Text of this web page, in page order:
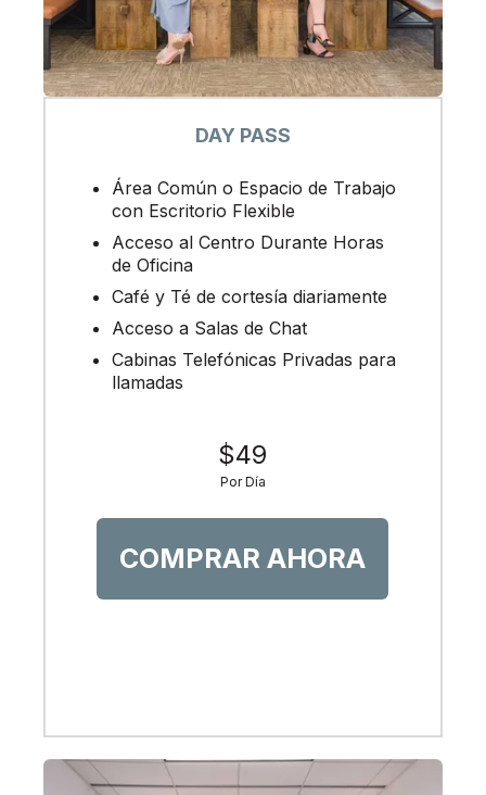
DAY PASS
Área Común o Espacio de Trabajo
con Escritorio Flexible
Acceso al Centro Durante Horas
de Oficina
Café y Té de cortesía diariamente
Acceso a Salas de Chat
Cabinas Telefónicas Privadas para
llamadas
$49
Por Día
COMPRAR AHORA